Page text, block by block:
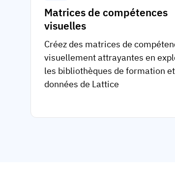
Matrices de compétences
visuelles
Créez des matrices de
visuellement attrayantes en
les bibliothèques de formation
données de Lattice